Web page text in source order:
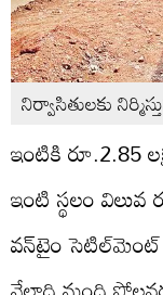
నిర్వాసితులకు
ఇంటికి రూ.2.85
ఇంటి స్థలం విలువ
వన్‌టైం సెటిల్‌మెంట్‌